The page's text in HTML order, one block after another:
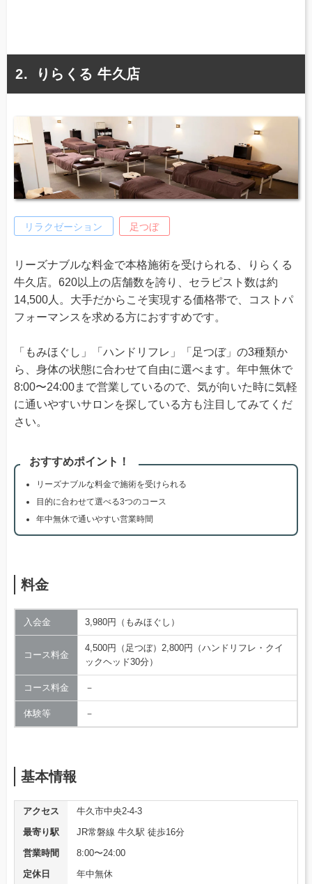
りらくる 牛久店
リラクゼーション 足つぼ
リーズナブルな料金で本格施術を受けられる、りらくる
牛久店。620以上の店舗数を誇り、セラピスト数は約
14,500人。大手だからこそ実現する価格帯で、コストパ
フォーマンスを求める方におすすめです。
「もみほぐし」「ハンドリフレ」「足つぼ」の3種類か
ら、身体の状態に合わせて自由に選べます。年中無休で
8:00〜24:00まで営業しているので、気が向いた時に気軽
に通いやすいサロンを探している方も注目してみてくだ
さい。
おすすめポイント！
リーズナブルな料金で施術を受けられる
目的に合わせて選べる3つのコース
年中無休で通いやすい営業時間
料金
入会金 3,980円（もみほぐし）
コース料金
4,500円（足つぼ）2,800円（ハンドリフレ・クイ
ックヘッド30分）
コース料金 －
体験等 －
基本情報
アクセス
牛久市中央2-4-3
最寄り駅
JR常磐線 牛久駅 徒歩16分
営業時間
8:00〜24:00
定休日
年中無休